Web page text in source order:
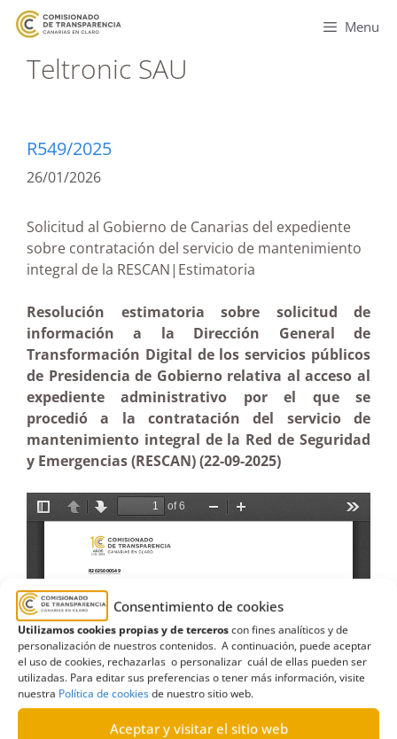
Consentimiento de cookies
Utilizamos cookies propias y de terceroscon fines analíticos y de
personalización de nuestros contenidos. A continuación, puede aceptar
el uso de cookies, rechazarlas o personalizar cuál de ellas pueden ser
utilizadas. Para editar sus preferencias o tener más información, visite
nuestra Política de cookiesde nuestro sitio web.
Aceptar y visitar el sitio web
Menu
Teltronic SAU
R549/2025
26/01/2026
Solicitud al Gobierno de Canarias del expediente
sobre contratación del servicio de mantenimiento
integral de la RESCAN|Estimatoria
Resolución estimatoria sobre solicitud de
información a la Dirección General de
Transformación Digital de los servicios públicos
de Presidencia de Gobierno relativa al acceso al
expediente administrativo por el que se
procedió a la contratación del servicio de
mantenimiento integral de la Red de Seguridad
y Emergencias (RESCAN) (22-09-2025)